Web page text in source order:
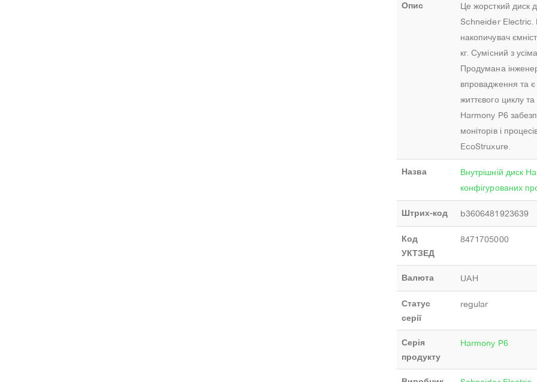
Опис
Це жорсткий диск
Schneider Electric.
накопичувач
кг. Сумісний з
Продумана
впровадження та
життєвого циклу
Harmony P6
моніторів і
EcoStruxure.
Назва
Внутрішній диск
конфігурованих
Штрих-код b3606481923639
Код
УКТЗЕД
8471705000
Валюта UAH
Статус
серії
regular
Серія
продукту
Harmony P6